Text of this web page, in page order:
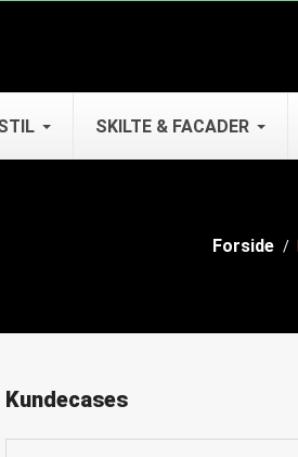
SKILTE & FACADER
Forside
Kundecases